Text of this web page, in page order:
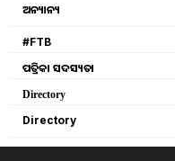
ଅନ୍ୟାନ୍ୟ
#FTB
ପତ୍ରିକା ସଦସ୍ୟତା
Directory
Directory